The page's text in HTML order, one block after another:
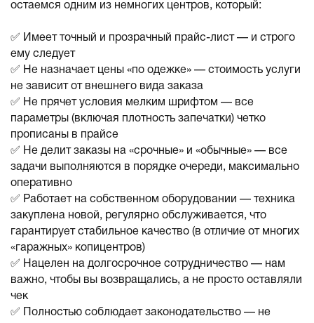
остаемся одним из немногих центров, который:
✅ Имеет точный и прозрачный прайс-лист — и строго
ему следует
✅ Не назначает цены «по одежке» — стоимость услуги
не зависит от внешнего вида заказа
✅ Не прячет условия мелким шрифтом — все
параметры (включая плотность запечатки) четко
прописаны в прайсе
✅ Не делит заказы на «срочные» и «обычные» — все
задачи выполняются в порядке очереди, максимально
оперативно
✅ Работает на собственном оборудовании — техника
закуплена новой, регулярно обслуживается, что
гарантирует стабильное качество (в отличие от многих
«гаражных» копицентров)
✅ Нацелен на долгосрочное сотрудничество — нам
важно, чтобы вы возвращались, а не просто оставляли
чек
✅ Полностью соблюдает законодательство — не